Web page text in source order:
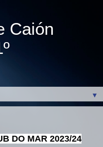
Caión
▼
DO MAR 2023/24